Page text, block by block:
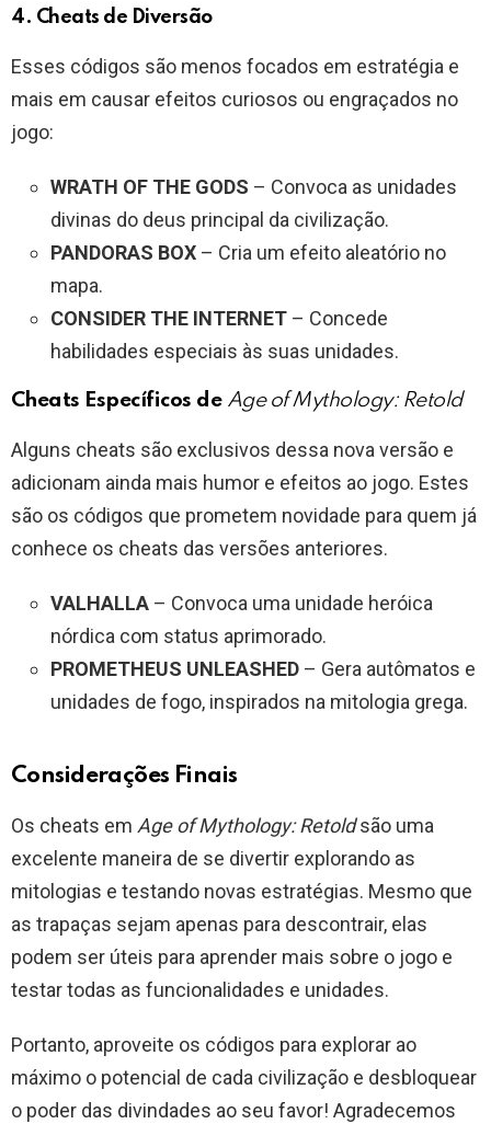
4. Cheats de Diversão
Esses códigos são menos focados em estratégia e
mais em causar efeitos curiosos ou engraçados no
jogo:
WRATH OF THE GODS – Convoca as unidades
divinas do deus principal da civilização.
PANDORAS BOX – Cria um efeito aleatório no
mapa.
CONSIDER THE INTERNET – Concede
habilidades especiais às suas unidades.
Cheats Específicos de Age of Mythology: Retold
Alguns cheats são exclusivos dessa nova versão e
adicionam ainda mais humor e efeitos ao jogo. Estes
são os códigos que prometem novidade para quem já
conhece os cheats das versões anteriores.
VALHALLA – Convoca uma unidade heróica
nórdica com status aprimorado.
PROMETHEUS UNLEASHED – Gera autômatos e
unidades de fogo, inspirados na mitologia grega.
Considerações Finais
Os cheats em Age of Mythology: Retoldsão uma
excelente maneira de se divertir explorando as
mitologias e testando novas estratégias. Mesmo que
as trapaças sejam apenas para descontrair, elas
podem ser úteis para aprender mais sobre o jogo e
testar todas as funcionalidades e unidades.
Portanto, aproveite os códigos para explorar ao
máximo o potencial de cada civilização e desbloquear
o poder das divindades ao seu favor! Agradecemos